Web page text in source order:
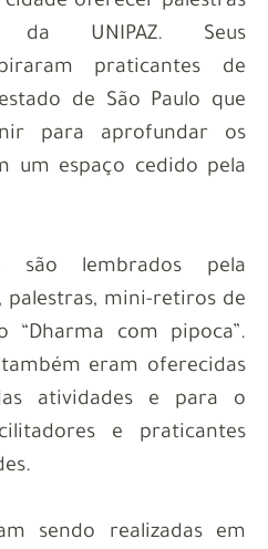
da UNIPAZ. Seus
praticantes de
de São Paulo que
para aprofundar os
um espaço cedido pela
são lembrados pela
palestras, mini-retiros de
“Dharma com pipoca”.
eram oferecidas
atividades e para o
e praticantes
sendo realizadas em